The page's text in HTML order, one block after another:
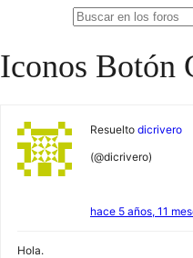
Buscar:
Iconos Botón
Resuelto dicrivero
(@dicrivero)
hace 5 años, 11
Hola.